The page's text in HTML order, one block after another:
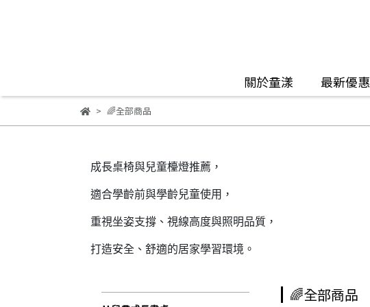
關於童漾 最新優惠
🌈全部商品
成長桌椅與兒童檯燈推薦，
適合學齡前與學齡兒童使用，
重視坐姿支撐、視線高度與照明品質，
打造安全、舒適的居家學習環境。
🌈全部商品